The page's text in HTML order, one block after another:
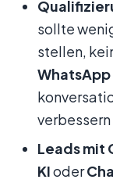
sollte
stellen,
WhatsApp
Leads mit
KIoder